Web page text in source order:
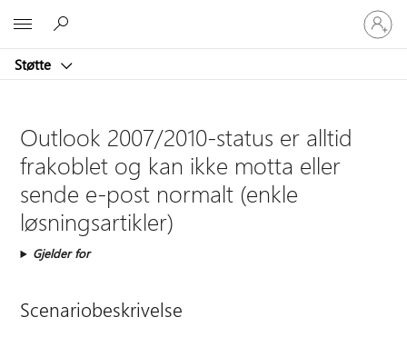
Støtte
Logg
på
kontoen
Outlook 2007/2010-status er alltid
frakoblet og kan ikke motta eller
sende e-post normalt (enkle
løsningsartikler)
Gjelder for
Scenariobeskrivelse